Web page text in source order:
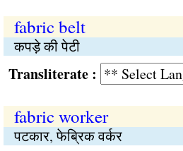
fabric belt
कपड़े की पेटी
:
fabric worker
पटकार, फेब्रिक वर्कर